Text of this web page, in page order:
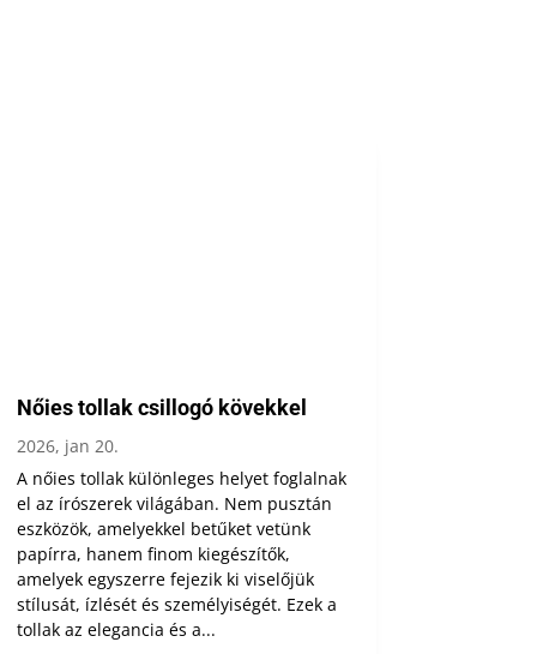
Nőies tollak csillogó kövekkel
2026, jan 20.
A nőies tollak különleges helyet foglalnak
el az írószerek világában. Nem pusztán
eszközök, amelyekkel betűket vetünk
papírra, hanem finom kiegészítők,
amelyek egyszerre fejezik ki viselőjük
stílusát, ízlését és személyiségét. Ezek a
tollak az elegancia és a...